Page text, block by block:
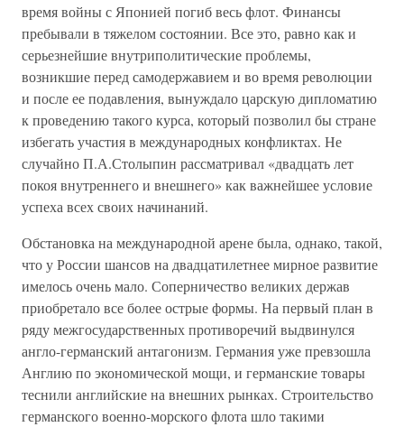
время войны с Японией погиб весь флот. Финансы
пребывали в тяжелом состоянии. Все это, равно как и
серьезнейшие внутриполитические проблемы,
возникшие перед самодержавием и во время революции
и после ее подавления, вынуждало царскую дипломатию
к проведению такого курса, который позволил бы стране
избегать участия в международных конфликтах. Не
случайно П.А.Столыпин рассматривал «двадцать лет
покоя внутреннего и внешнего» как важнейшее условие
успеха всех своих начинаний.
Обстановка на международной арене была, однако, такой,
что у России шансов на двадцатилетнее мирное развитие
имелось очень мало. Соперничество великих держав
приобретало все более острые формы. На первый план в
ряду межгосударственных противоречий выдвинулся
англо-германский антагонизм. Германия уже превзошла
Англию по экономической мощи, и германские товары
теснили английские на внешних рынках. Строительство
германского военно-морского флота шло такими